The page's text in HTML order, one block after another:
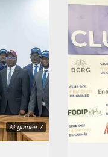
© guinée 7